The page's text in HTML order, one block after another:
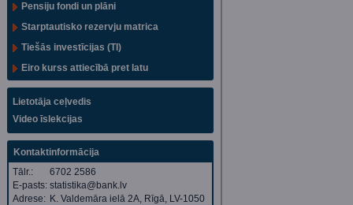
Pensiju fondi un plāni
Starptautisko rezervju matrica
Tiešās investīcijas (TI)
Eiro kurss attiecībā pret latu
Lietotāja ceļvedis
Video īslekcijas
Kontaktinformācija
Tālr.:
6702 2586
E-pasts: statistika@bank.lv
Adrese: K. Valdemāra ielā 2A, Rīgā, LV-1050